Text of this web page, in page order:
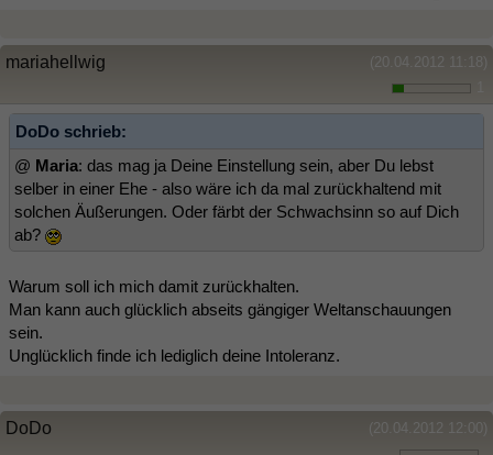
(20.04.2012 11:18)
mariahellwig
DoDo schrieb:
@ Maria: das mag ja Deine Einstellung sein, aber Du lebst
selber in einer Ehe - also wäre ich da mal zurückhaltend mit
solchen Äußerungen. Oder färbt der Schwachsinn so auf Dich
ab?
Warum soll ich mich damit zurückhalten.
Man kann auch glücklich abseits gängiger Weltanschauungen
sein.
Unglücklich finde ich lediglich deine Intoleranz.
(20.04.2012 12:00)
DoDo